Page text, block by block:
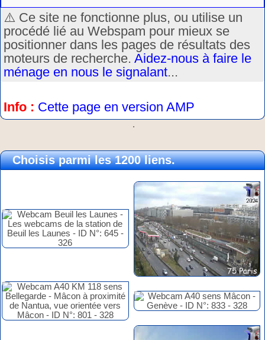
⚠️ Ce site ne fonctionne plus, ou utilise un
procédé lié au Webspam pour mieux se
positionner dans les pages de résultats des
moteurs de recherche. Aidez-nous à faire le
ménage en nous le signalant...
Info : Cette page en version AMP
.
Choisis parmi les 1200 liens.